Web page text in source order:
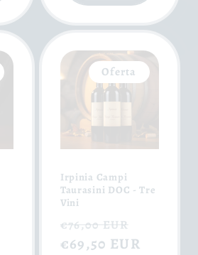
Oferta
Irpinia Campi
Taurasini DOC - Tre
Vini
Precio
habitual
€76,00 EUR
de
€69,50 EUR